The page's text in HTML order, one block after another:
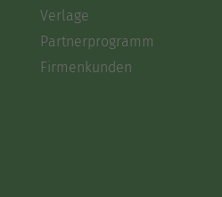
Verlage
Partnerprogramm
Firmenkunden